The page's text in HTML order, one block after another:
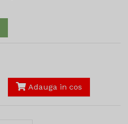
Adauga in cos